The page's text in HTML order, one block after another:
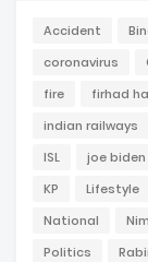
Accident
coronavirus
fire
firhad
indian railways
ISL
joe biden
KP
Lifestyle
National
Politics